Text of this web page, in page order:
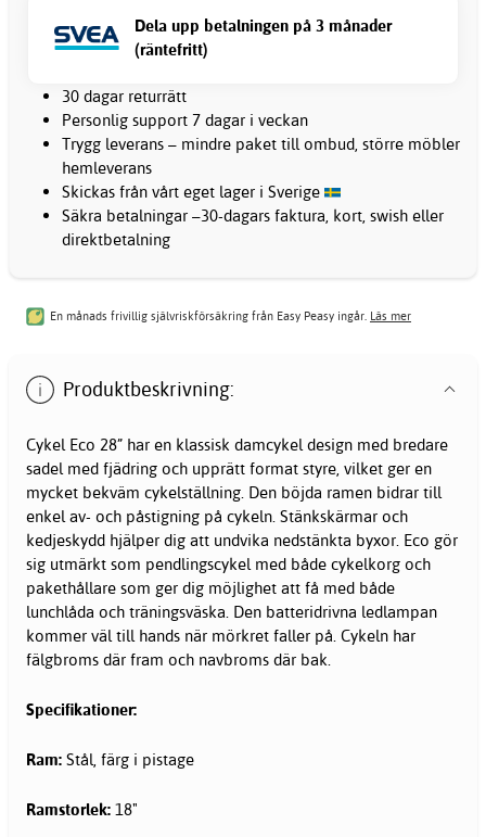
Dela upp betalningen på 3 månader
(räntefritt)
30 dagar returrätt
Personlig support 7 dagar i veckan
Trygg leverans – mindre paket till ombud, större möbler
hemleverans
Skickas från vårt eget lager i Sverige
Säkra betalningar –30-dagars faktura, kort, swish eller
direktbetalning
En månads frivillig självriskförsäkring från Easy Peasy ingår. Läs mer
Produktbeskrivning:
Cykel Eco 28” har en klassisk damcykel design med bredare
sadel med fjädring och upprätt format styre, vilket ger en
mycket bekväm cykelställning. Den böjda ramen bidrar till
enkel av- och påstigning på cykeln. Stänkskärmar och
kedjeskydd hjälper dig att undvika nedstänkta byxor. Eco gör
sig utmärkt som pendlingscykel med både cykelkorg och
pakethållare som ger dig möjlighet att få med både
lunchlåda och träningsväska. Den batteridrivna ledlampan
kommer väl till hands när mörkret faller på. Cykeln har
fälgbroms där fram och navbroms där bak.
Specifikationer:
Ram: Stål, färg i pistage
Ramstorlek: 18"